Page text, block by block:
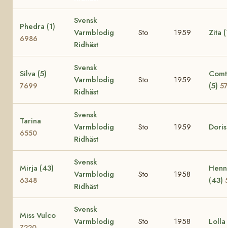
Phedra (1)
6986
Svensk
Varmblodig
Ridhäst
Sto 1959 Zita
Silva (5)
7699
Svensk
Varmblodig
Ridhäst
Sto 1959
(5)
Tarina
6550
Svensk
Varmblodig
Ridhäst
Sto 1959
Mirja (43)
6348
Svensk
Varmblodig
Ridhäst
Sto 1958
(43)
Miss Vulco
Svensk
Varmblodig
Sto 1958 Lolla